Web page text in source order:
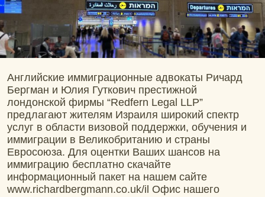
Английские иммиграционные адвокаты Ричард
Бергман и Юлия Гуткович престижной
лондонской фирмы “Redfern Legal LLP”
предлагают жителям Израиля широкий спектр
услуг в области визовой поддержки, обучения и
иммиграции в Великобританию и страны
Евросоюза. Для оцентки Ваших шансов на
иммиграцию бесплатно скачайте
информационный пакет на нашем сайте
www.richardbergmann.co.uk/il Офис нашего